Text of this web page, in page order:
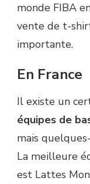
monde FIBA
vente de t-
importante.
En France
Il existe un
équipes de
mais
La meilleure
est Lattes